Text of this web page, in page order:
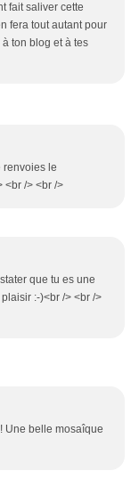
fait saliver cette
fera tout autant pour
ton blog et à tes
renvoies le
<br /> <br />
que tu es une
:-)<br /> <br />
Une belle mosaîque